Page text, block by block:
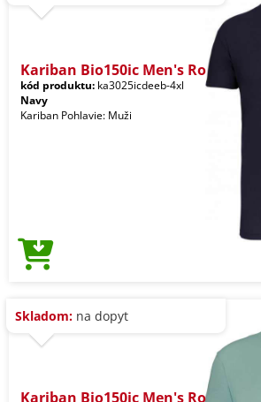
Kariban Bio150ic Men's Ro
kód produktu: ka3025icdeeb-4xl
Navy
Kariban Pohlavie: Muži
Skladom: na dopyt
Kariban Bio150ic Men's Ro